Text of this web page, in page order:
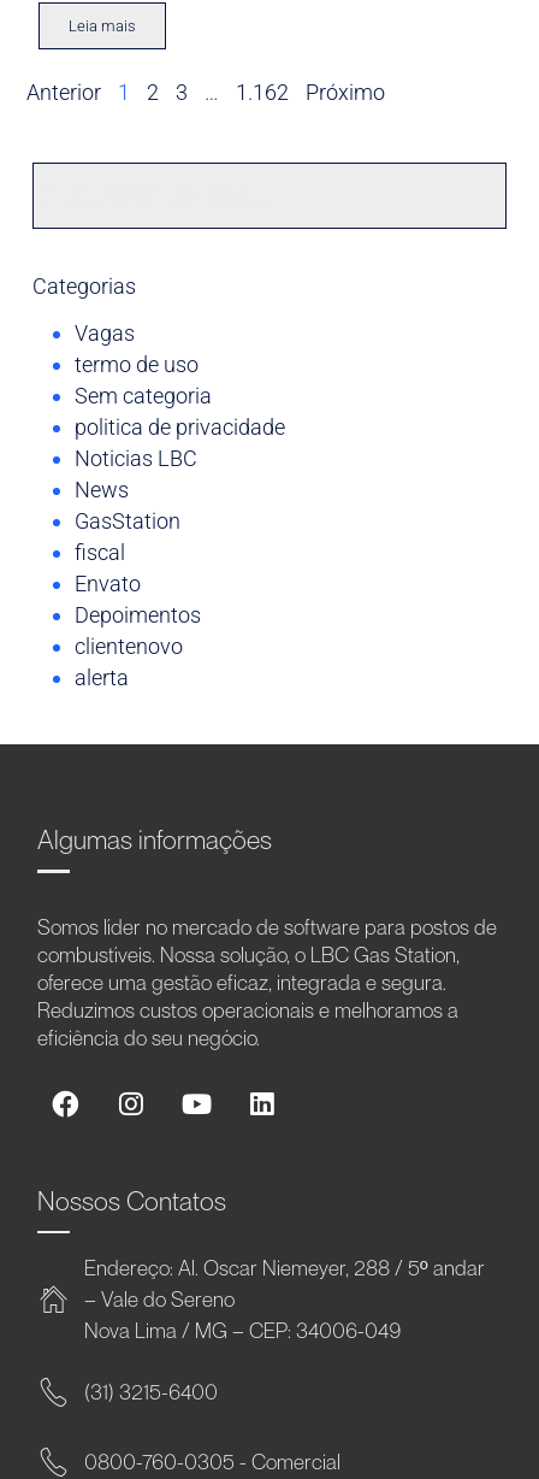
Leia mais
Anterior 1 2 3 … 1.162 Próximo
Categorias
Vagas
termo de uso
Sem categoria
politica de privacidade
Noticias LBC
News
GasStation
fiscal
Envato
Depoimentos
clientenovo
alerta
Algumas informações
Somos líder no mercado de software para postos de
combustíveis. Nossa solução, o LBC Gas Station,
oferece uma gestão eficaz, integrada e segura.
Reduzimos custos operacionais e melhoramos a
eficiência do seu negócio.
Nossos Contatos
Endereço: Al. Oscar Niemeyer, 288 / 5º andar
– Vale do Sereno
Nova Lima / MG – CEP: 34006-049
(31) 3215-6400
0800-760-0305 - Comercial